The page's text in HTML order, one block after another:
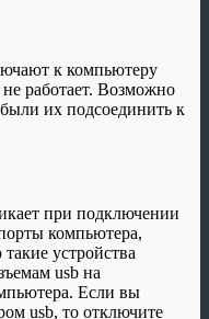
к компьютеру
работает. Возможно
их подсоединить к
при подключении
компьютера,
устройства
usb на
Если вы
usb, то отключите